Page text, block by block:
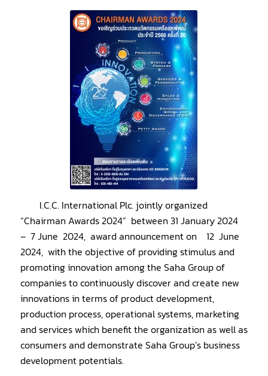
I.C.C. International Plc. jointly organized
“Chairman Awards 2024” between 31 January 2024
– 7 June 2024, award announcement on 12 June
2024, with the objective of providing stimulus and
promoting innovation among the Saha Group of
companies to continuously discover and creฺate new
innovations in terms of product development,
production process, operational systems, marketing
and services which benefit the organization as well as
consumers and demonstrate Saha Group’s business
development potentials.